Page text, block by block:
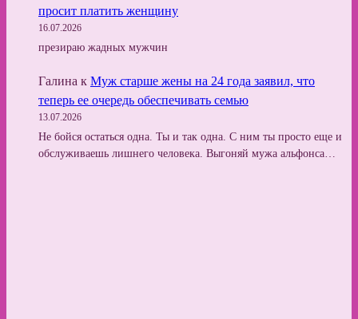
просит платить женщину
16.07.2026
презираю жадных мужчин
Галина к Муж старше жены на 24 года заявил, что
теперь ее очередь обеспечивать семью
13.07.2026
Не бойся остаться одна. Ты и так одна. С ним ты просто еще и
обслуживаешь лишнего человека. Выгоняй мужа альфонса…